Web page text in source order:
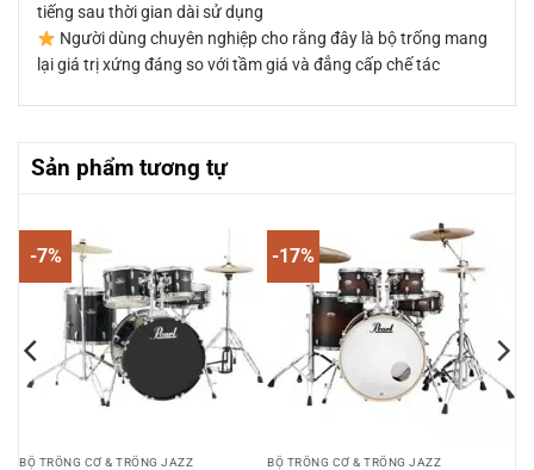
tiếng sau thời gian dài sử dụng
Người dùng chuyên nghiệp cho rằng đây là bộ trống mang
lại giá trị xứng đáng so với tầm giá và đẳng cấp chế tác
Sản phẩm tương tự
-7%
BỘ TRỐNG CƠ & TRỐNG JAZZ
-17%
BỘ TRỐNG CƠ & TRỐNG JAZZ